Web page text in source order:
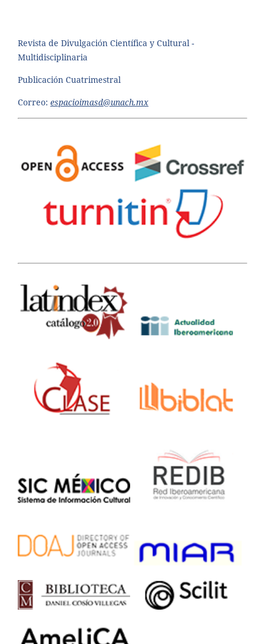
Revista de Divulgación Científica y Cultural -
Multidisciplinaria
Publicación Cuatrimestral
Correo: espacioimasd@unach.mx